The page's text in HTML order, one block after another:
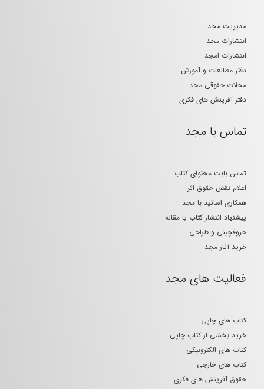
مدیریت مجد
انتشارات مجد
انتشارات امجد
دفتر مطالعات و آموزش
مجلات حقوقی مجد
دفتر آفرینش های فکری
تماس با مجد
تماس بابت محتوای کتاب
اعلام نقض حقوق اثر
همکاری اساتید با مجد
پیشنهاد انتشار کتاب یا مقاله
حروفچینی و طراحی
خرید آثار مجد
فعالیت های مجد
کتاب های چاپی
خرید بخشی از کتاب چاپی
کتاب های الکترونیکی
کتاب های خارجی
حقوق آفرینش های فکری